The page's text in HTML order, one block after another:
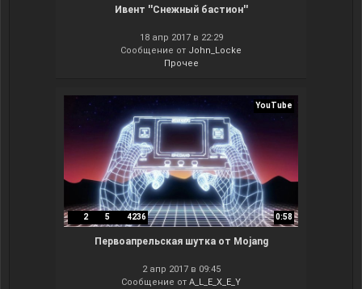
Ивент ''Снежный бастион''
18 апр 2017 в 22:29
Сообщение от John_Locke
Прочее
YouTube
2 5 4236 0:58
Первоапрельская шутка от Mojang
2 апр 2017 в 09:45
Сообщение от A_L_E_X_E_Y